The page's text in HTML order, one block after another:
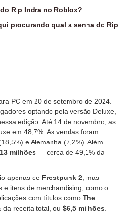
Rip Indra no Roblox?
procurando qual a senha do Rip
PC em 20 de setembro de 2024.
optando pela versão Deluxe,
edição. Até 14 de novembro, as
em 48,7%. As vendas foram
e Alemanha (7,2%). Além
milhões — cerca de 49,1% da
apenas de Frostpunk 2, mas
e itens de merchandising, como o
com títulos como The
da receita total, ou $6,5 milhões.